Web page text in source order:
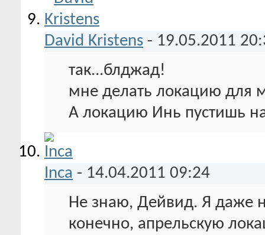
David Kristens - 19.05.2011
так...блджад!
мне делать локацию для
А локацию Инь пустишь
Inca - 14.04.2011 09:24
Не знаю, Дейвид. Я даже
конечно, апрельскую